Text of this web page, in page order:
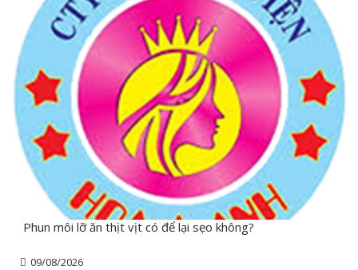
Phun môi lỡ ăn thịt vịt có để lại sẹo không?
09/08/2026